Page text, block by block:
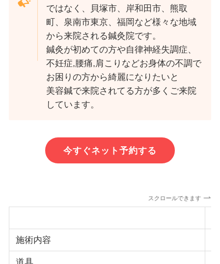
ではなく、貝塚市、岸和田市、熊取
町、泉南市東京、福岡など様々な地域
から来院される鍼灸院です。
鍼灸が初めての方や自律神経失調症、
不妊症,腰痛,肩こりなどお身体の不調で
お困りの方から綺麗になりたいと
美容鍼で来院されてる方が多くご来院
しています。
今すぐネット予約する
スクロールできます
施術内容
道具